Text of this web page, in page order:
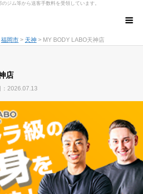
ジム等から送客手数料を受領しています。
福岡市 > 天神 > MY BODY LABO天神店
店
2026.07.13